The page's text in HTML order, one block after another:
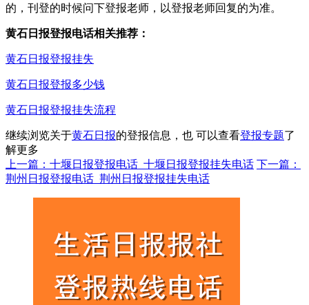
的，刊登的时候问下登报老师，以登报老师回复的为准。
黄石日报登报电话相关推荐：
黄石日报登报挂失
黄石日报登报多少钱
黄石日报登报挂失流程
继续浏览关于黄石日报的登报信息，也 可以查看登报专题了
解更多
上一篇：十堰日报登报电话_十堰日报登报挂失电话 下一篇：
荆州日报登报电话_荆州日报登报挂失电话